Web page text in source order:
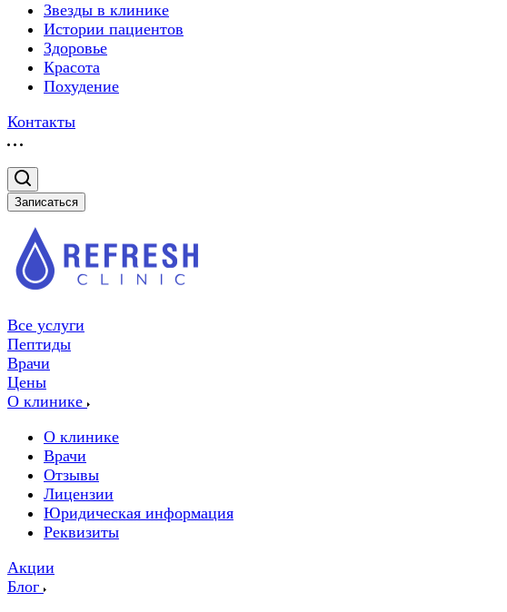
Звезды в клинике
Истории пациентов
Здоровье
Красота
Похудение
Контакты
Записаться
Все услуги
Пептиды
Врачи
Цены
О клинике
О клинике
Врачи
Отзывы
Лицензии
Юридическая информация
Реквизиты
Акции
Блог